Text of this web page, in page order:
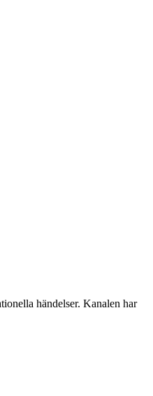
händelser. Kanalen har